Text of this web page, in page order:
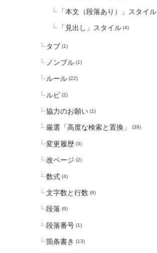
「本文（段落あり）」スタイル
「見出し」スタイル (4)
タブ (1)
ノンブル (1)
ルール (22)
ルビ (2)
協力のお願い (1)
厳選「高度な検索と置換」 (39)
変更履歴 (3)
改ページ (2)
数式 (4)
文字数と行数 (8)
段落 (6)
段落番号 (1)
箇条書き (13)